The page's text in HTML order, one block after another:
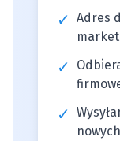
✓ Adres
✓
✓